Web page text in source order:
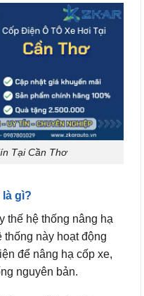
Tại Cần Thơ
là gì?
thế hệ thống nâng hạ
thống này hoạt động
để nâng hạ cốp xe,
nguyên bản.